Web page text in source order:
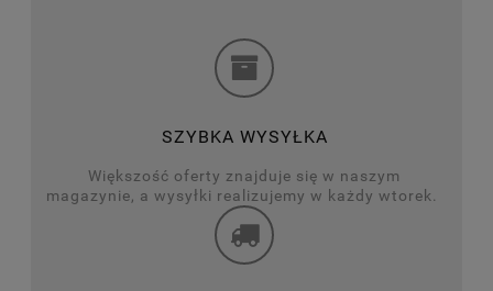
SZYBKA WYSYŁKA
Większość oferty znajduje się w naszym
magazynie, a wysyłki realizujemy w każdy wtorek.